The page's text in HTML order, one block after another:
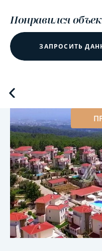
Понравился
ЗАПРОСИТЬ